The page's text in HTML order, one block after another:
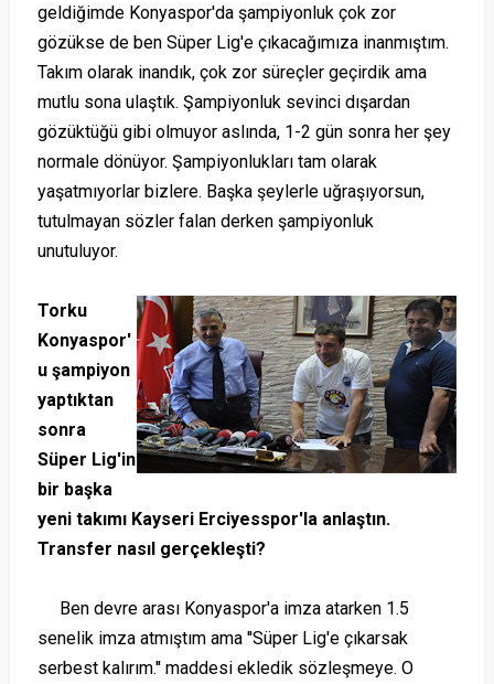
geldiğimde Konyaspor'da şampiyonluk çok zor
gözükse de ben Süper Lig'e çıkacağımıza inanmıştım.
Takım olarak inandık, çok zor süreçler geçirdik ama
mutlu sona ulaştık. Şampiyonluk sevinci dışardan
gözüktüğü gibi olmuyor aslında, 1-2 gün sonra her şey
normale dönüyor. Şampiyonlukları tam olarak
yaşatmıyorlar bizlere. Başka şeylerle uğraşıyorsun,
tutulmayan sözler falan derken şampiyonluk
unutuluyor.
Torku
Konyaspor'
u şampiyon
yaptıktan
sonra
Süper Lig'in
bir başka
yeni takımı Kayseri Erciyesspor'la anlaştın.
Transfer nasıl gerçekleşti?
Ben devre arası Konyaspor'a imza atarken 1.5
senelik imza atmıştım ama ''Süper Lig'e çıkarsak
serbest kalırım.'' maddesi ekledik sözleşmeye. O